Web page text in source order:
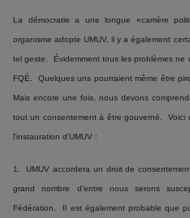
La démocratie a une longue «carrière
organisme adopte UMUV, il y a également
tel geste. Évidemment tous les problèmes
FQÉ. Quelques uns pourraient même être
Mais encore une fois, nous devons
tout un consentement à être gouverné. Voici
l’instauration d’UMUV :
1. UMUV accordera un droit de
grand nombre d’entre nous serons
Fédération. Il est également probable que